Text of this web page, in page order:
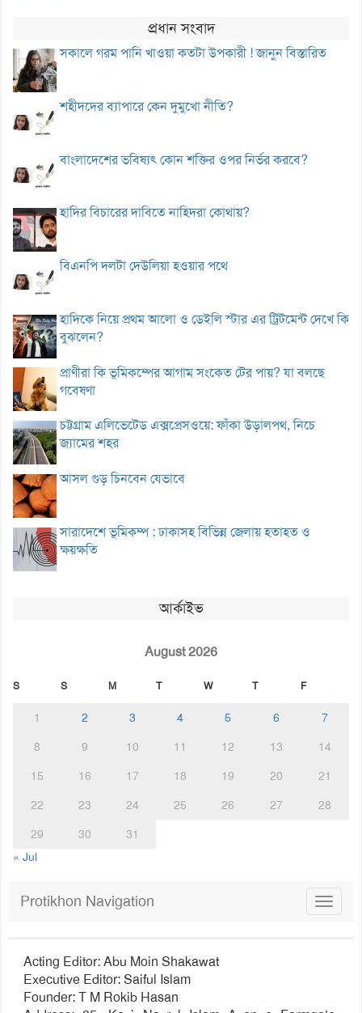
প্রধান সংবাদ
সকালে গরম পানি খাওয়া কতটা উপকারী ! জানুন বিস্তারিত
শহীদদের ব্যাপারে কেন দুমুখো নীতি?
বাংলাদেশের ভবিষ্যৎ কোন শক্তির ওপর নির্ভর করবে?
হাদির বিচারের দাবিতে নাহিদরা কোথায়?
বিএনপি দলটা দেউলিয়া হওয়ার পথে
হাদিকে নিয়ে প্রথম আলো ও ডেইলি স্টার এর ট্রিটমেন্ট দেখে কি
বুঝলেন?
প্রাণীরা কি ভূমিকম্পের আগাম সংকেত টের পায়? যা বলছে
গবেষণা
চট্টগ্রাম এলিভেটেড এক্সপ্রেসওয়ে: ফাঁকা উড়ালপথ, নিচে
জ্যামের শহর
আসল গুড় চিনবেন যেভাবে
সারাদেশে ভূমিকম্প : ঢাকাসহ বিভিন্ন জেলায় হতাহত ও
ক্ষয়ক্ষতি
আর্কাইভ
August 2026
S S M T W T F
1 2 3 4 5 6
7
8
9 10 11 12 13
14
15
16 17 18 19 20
21
22
23 24 25 26 27
28
29
30
31
« Jul
Toggle
Protikhon Navigation
Acting Editor: Abu Moin Shakawat
Executive Editor: Saiful Islam
Founder: T M Rokib Hasan